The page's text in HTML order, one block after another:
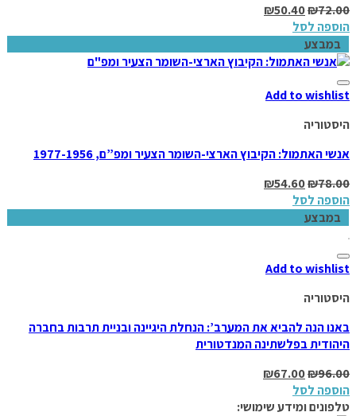
₪72.00
₪50.40
הוספה לסל
במבצע
Add to wishlist
היסטוריה
אנשי האתמול: הקיבוץ הארצי-השומר הצעיר ומפ”ם, 1977-1956
₪78.00
₪54.60
הוספה לסל
במבצע
Add to wishlist
היסטוריה
באנו הנה להביא את המערב’: הנחלת היגיינה ובניית תרבות בחברה
היהודית בפלשתינה המנדטורית
₪96.00
₪67.00
הוספה לסל
טלפונים ומידע שימושי: